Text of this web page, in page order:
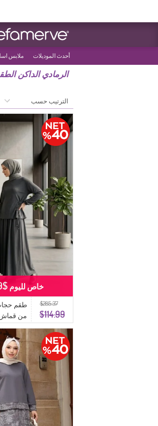
أحدث الموديلات ملابس
الرمادي الداكن
الصفحة الرئيسية
$285.37
$114.99
طقم
من قماش
وتنورة
5660-03، لون أنثراسيت
خاص لليوم $68.99